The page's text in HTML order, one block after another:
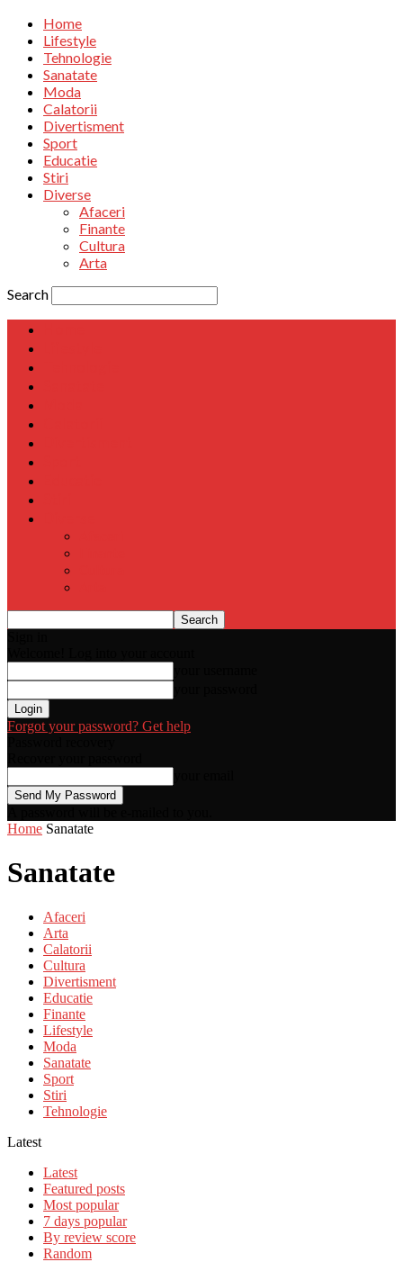
Home
Lifestyle
Tehnologie
Sanatate
Moda
Calatorii
Divertisment
Sport
Educatie
Stiri
Diverse
Afaceri
Finante
Cultura
Arta
Search
Forgot your password? Get help
Home Sanatate
Sanatate
Afaceri
Arta
Calatorii
Cultura
Divertisment
Educatie
Finante
Lifestyle
Moda
Sanatate
Sport
Stiri
Tehnologie
Latest
Latest
Featured posts
Most popular
7 days popular
By review score
Random